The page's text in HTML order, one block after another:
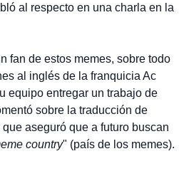
al respecto en una charla en la
fan de estos memes, sobre todo
al inglés de la franquicia Ac
equipo entregar un trabajo de
sobre la traducción de
aseguró que a futuro buscan
country" (país de los memes).